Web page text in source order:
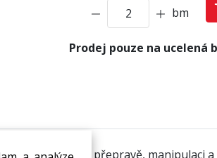
bm
Prodej pouze na ucelená
nárazy při přepravě, manipulaci a